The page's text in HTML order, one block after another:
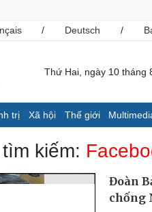
/ Deutsch /
Thứ Hai, ngày 10 tháng
trị Xã hội Thế giới
Xã hội
Dự báo thời tiết
Dấu ấn VOV
kiếm:
Đoàn
chống